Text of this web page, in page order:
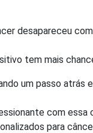
desapareceu
tem mais
um passo atrás
com essa
para